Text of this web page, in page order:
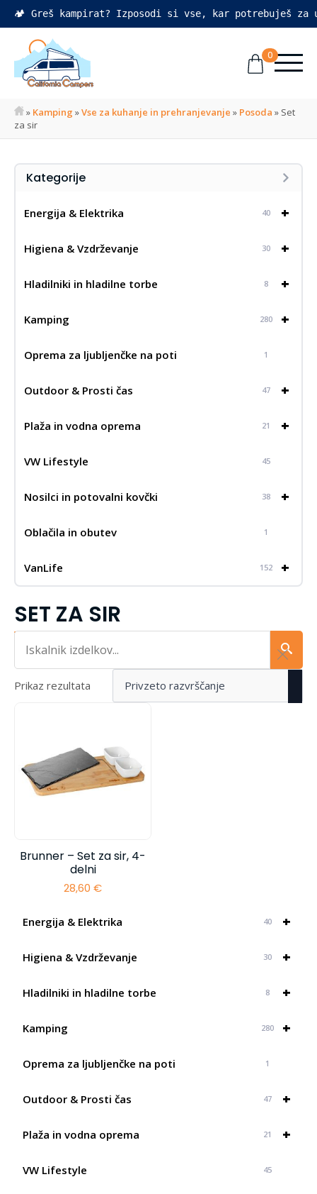
🏕️ Greš kampirat? Izposodi si vse, kar potrebuješ
0
» Kamping »Vse za kuhanje in prehranjevanje » Posoda » Set
za sir
+
Energija & Elektrika 40
+
Higiena & Vzdrževanje 30
+
Hladilniki in hladilne torbe 8
+
Kamping 280
Oprema za ljubljenčke na poti 1
+
Outdoor & Prosti čas 47
+
Plaža in vodna oprema 21
VW Lifestyle 45
Kategorije
+
Energija & Elektrika 40
+
Higiena & Vzdrževanje 30
+
Hladilniki in hladilne torbe 8
+
Kamping 280
Oprema za ljubljenčke na poti 1
+
Outdoor & Prosti čas 47
+
Plaža in vodna oprema 21
VW Lifestyle 45
+
Nosilci in potovalni kovčki 38
Oblačila in obutev 1
+
VanLife 152
SET ZA SIR
Iskalnik...
Prikaz rezultata
Brunner – Set za sir, 4-
delni
28,60 €